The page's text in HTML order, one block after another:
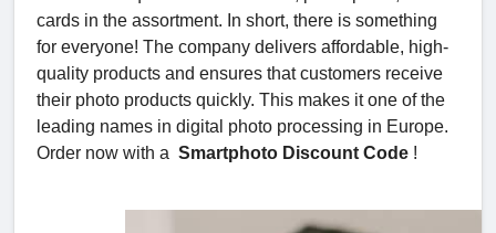
cards in the assortment. In short, there is something
for everyone! The company delivers affordable, high-
quality products and ensures that customers receive
their photo products quickly. This makes it one of the
leading names in digital photo processing in Europe.
Order now with a Smartphoto Discount Code !